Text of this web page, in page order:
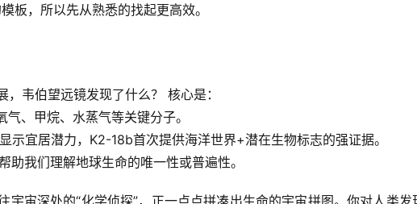
板，所以先从熟悉的找起更高效。
，韦伯望远镜发现了什么？
核心是：
、甲烷、水蒸气等关键分子。
示宜居潜力，K2-18b首次提供海洋世界+潜在生物标志的强证据。
助我们理解地球生命的唯一性或普遍性。
宇宙深处的“化学侦探”，正一点点拼凑出生命的宇宙拼图。你对人类发